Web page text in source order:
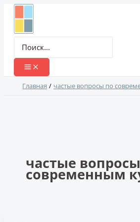
Перейти
Главная частые вопросы по
частые
современным